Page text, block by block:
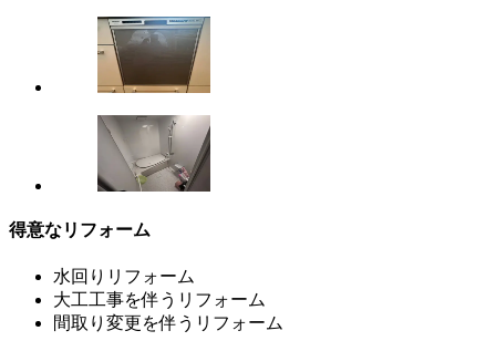
得意なリフォーム
水回りリフォーム
大工工事を伴うリフォーム
間取り変更を伴うリフォーム